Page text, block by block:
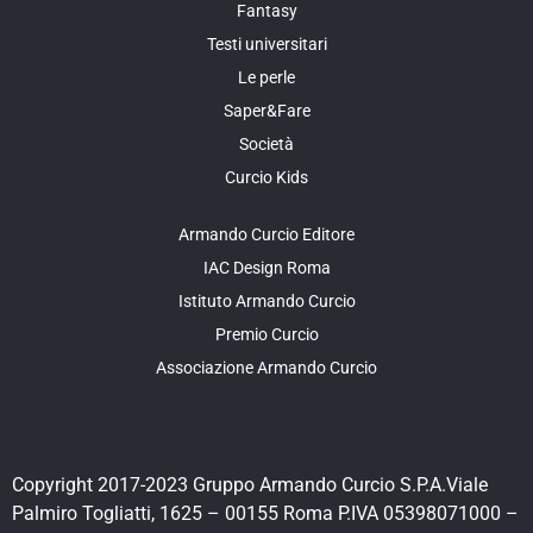
Fantasy
Testi universitari
Le perle
Saper&Fare
Società
Curcio Kids
Armando Curcio Editore
IAC Design Roma
Istituto Armando Curcio
Premio Curcio
Associazione Armando Curcio
Copyright 2017-2023 Gruppo Armando Curcio S.P.A.Viale
Palmiro Togliatti, 1625 – 00155 Roma P.IVA 05398071000 –